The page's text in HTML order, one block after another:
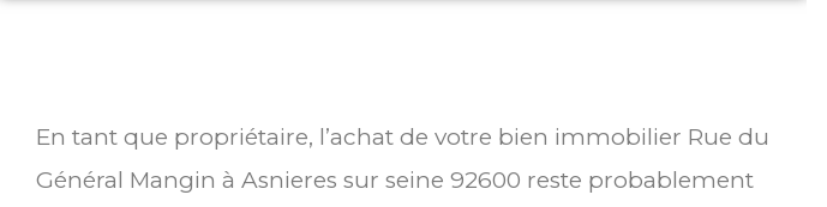
En tant que propriétaire, l’achat de votre bien immobilier Rue du
Général Mangin à Asnieres sur seine 92600 reste probablement